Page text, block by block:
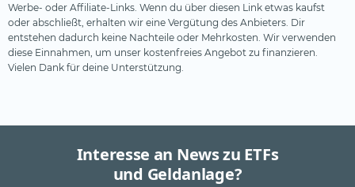
Werbe- oder Affiliate-Links. Wenn du über diesen Link etwas kaufst
oder abschließt, erhalten wir eine Vergütung des Anbieters. Dir
entstehen dadurch keine Nachteile oder Mehrkosten. Wir verwenden
diese Einnahmen, um unser kostenfreies Angebot zu finanzieren.
Vielen Dank für deine Unterstützung.
Interesse an News zu ETFs
und Geldanlage?